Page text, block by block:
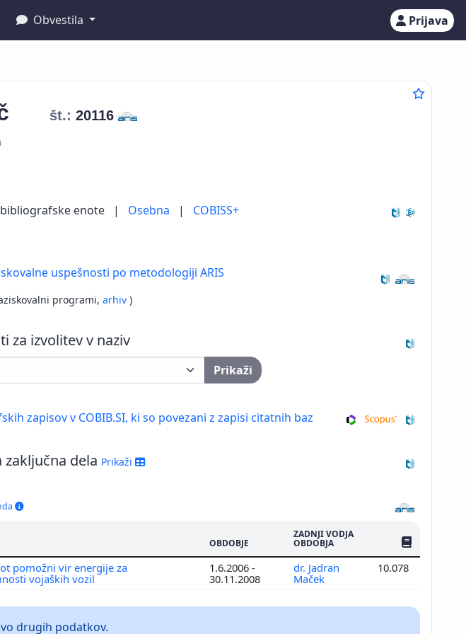
Obvestila Prijava
št.: 20116
enote | Osebna | COBISS+
uspešnosti po metodologiji ARIS
programi, arhiv )
za izvolitev v naziv
Prikaži
zapisov v COBIB.SI, ki so povezani z zapisi citatnih baz
dela Prikaži
OBDOBJE
ZADNJI VODJA
OBDOBJA ŠTEV.
pomožni vir energije za
vojaških vozil
1.6.2006 -
30.11.2008
dr. Jadran
Maček
10.078
drugih podatkov.